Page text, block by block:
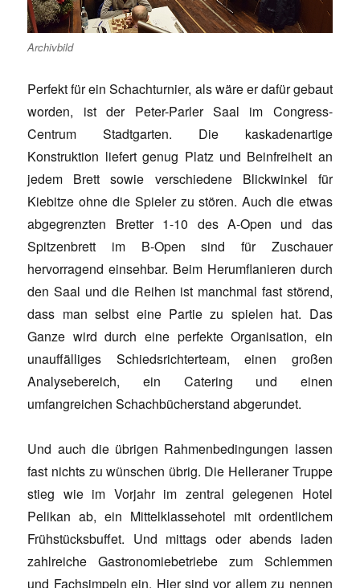
Archivbild
Perfekt für ein Schachturnier, als wäre er dafür gebaut
worden, ist der Peter-Parler Saal im Congress-
Centrum Stadtgarten. Die kaskadenartige
Konstruktion liefert genug Platz und Beinfreiheit an
jedem Brett sowie verschiedene Blickwinkel für
Kiebitze ohne die Spieler zu stören. Auch die etwas
abgegrenzten Bretter 1-10 des A-Open und das
Spitzenbrett im B-Open sind für Zuschauer
hervorragend einsehbar. Beim Herumflanieren durch
den Saal und die Reihen ist manchmal fast störend,
dass man selbst eine Partie zu spielen hat. Das
Ganze wird durch eine perfekte Organisation, ein
unauffälliges Schiedsrichterteam, einen großen
Analysebereich, ein Catering und einen
umfangreichen Schachbücherstand abgerundet.
Und auch die übrigen Rahmenbedingungen lassen
fast nichts zu wünschen übrig. Die Helleraner Truppe
stieg wie im Vorjahr im zentral gelegenen Hotel
Pelikan ab, ein Mittelklassehotel mit ordentlichem
Frühstücksbuffet. Und mittags oder abends laden
zahlreiche Gastronomiebetriebe zum Schlemmen
und Fachsimpeln ein. Hier sind vor allem zu nennen